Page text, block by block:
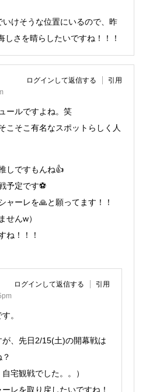
けそうな位置にいるので、昨
さを晴らしたいですね！！！
ログインして返信する 引用
ールですよね。笑
こそこ有名なスポットらしく人
しですもんね👍
予定です⚽️
ャーレを🙏と願ってます！！
せんw）
ね！！！
ログインして返信する 引用
。
、先日2/15(土)の開幕戦は
宅観戦でした。。）
レを取り戻したいですね！